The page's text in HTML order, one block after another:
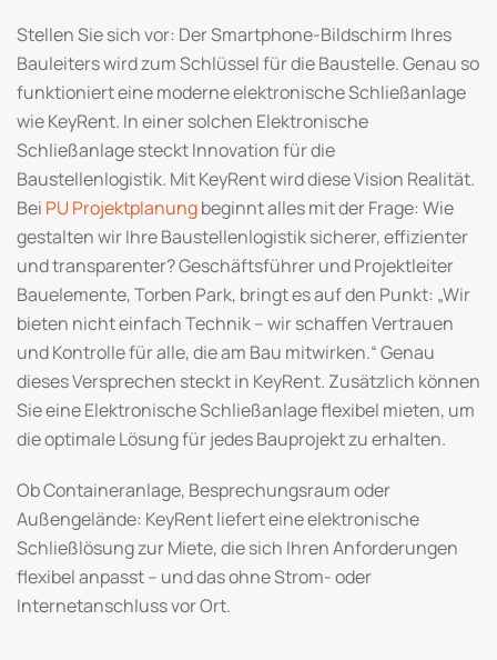
Stellen Sie sich vor: Der Smartphone-Bildschirm Ihres
Bauleiters wird zum Schlüssel für die Baustelle. Genau so
funktioniert eine moderne elektronische Schließanlage
wie KeyRent. In einer solchen Elektronische
Schließanlage steckt Innovation für die
Baustellenlogistik. Mit KeyRent wird diese Vision Realität.
Bei PU Projektplanungbeginnt alles mit der Frage: Wie
gestalten wir Ihre Baustellenlogistik sicherer, effizienter
und transparenter? Geschäftsführer und Projektleiter
Bauelemente, Torben Park, bringt es auf den Punkt: „Wir
bieten nicht einfach Technik – wir schaffen Vertrauen
und Kontrolle für alle, die am Bau mitwirken.“ Genau
dieses Versprechen steckt in KeyRent. Zusätzlich können
Sie eine Elektronische Schließanlage flexibel mieten, um
die optimale Lösung für jedes Bauprojekt zu erhalten.
Ob Containeranlage, Besprechungsraum oder
Außengelände: KeyRent liefert eine elektronische
Schließlösung zur Miete, die sich Ihren Anforderungen
flexibel anpasst – und das ohne Strom- oder
Internetanschluss vor Ort.